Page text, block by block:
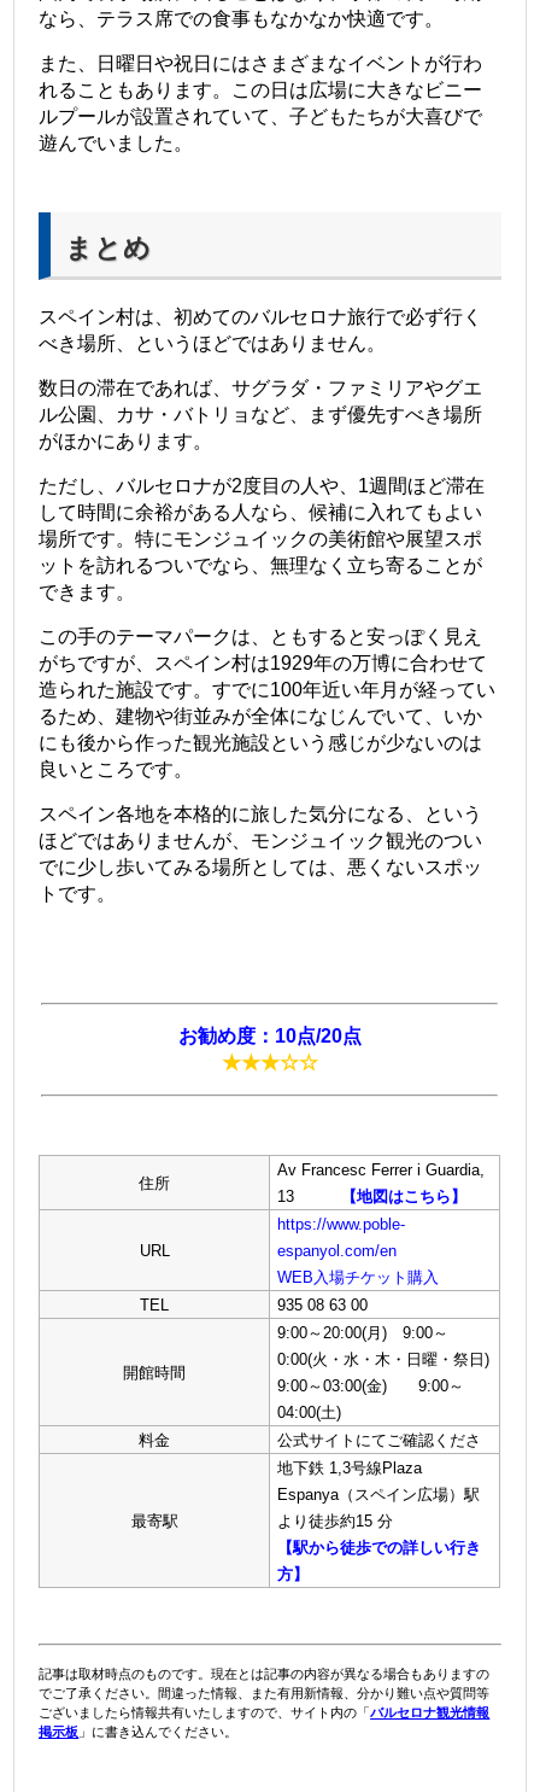
なら、テラス席での食事もなかなか快適です。
また、日曜日や祝日にはさまざまなイベントが行わ
れることもあります。この日は広場に大きなビニー
ルプールが設置されていて、子どもたちが大喜びで
遊んでいました。
まとめ
スペイン村は、初めてのバルセロナ旅行で必ず行く
べき場所、というほどではありません。
数日の滞在であれば、サグラダ・ファミリアやグエ
ル公園、カサ・バトリョなど、まず優先すべき場所
がほかにあります。
ただし、バルセロナが2度目の人や、1週間ほど滞在
して時間に余裕がある人なら、候補に入れてもよい
場所です。特にモンジュイックの美術館や展望スポ
ットを訪れるついでなら、無理なく立ち寄ることが
できます。
この手のテーマパークは、ともすると安っぽく見え
がちですが、スペイン村は1929年の万博に合わせて
造られた施設です。すでに100年近い年月が経ってい
るため、建物や街並みが全体になじんでいて、いか
にも後から作った観光施設という感じが少ないのは
良いところです。
スペイン各地を本格的に旅した気分になる、という
ほどではありませんが、モンジュイック観光のつい
でに少し歩いてみる場所としては、悪くないスポッ
トです。
お勧め度：10点/20点
★★★☆☆
住所
Av Francesc Ferrer i Guardia,
13
【地図はこちら】
URL
https://www.poble-
espanyol.com/en
WEB入場チケット購入
TEL
935 08 63 00
開館時間
9:00～20:00(月) 9:00～
0:00(火・水・木・日曜・祭日)
9:00～03:00(金) 9:00～
04:00(土)
料金
公式サイトにてご確認くださ
最寄駅
地下鉄 1,3号線Plaza
Espanya（スペイン広場）駅
より徒歩約15 分
【駅から徒歩での詳しい行き
方】
記事は取材時点のものです。現在とは記事の内容が異なる場合もありますの
でご了承ください。間違った情報、また有用新情報、分かり難い点や質問等
ございましたら情報共有いたしますので、サイト内の「バルセロナ観光情報
掲示板 」に書き込んでください。